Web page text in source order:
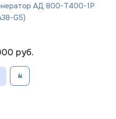
АД 800-Т400-1Р
G5)
руб.